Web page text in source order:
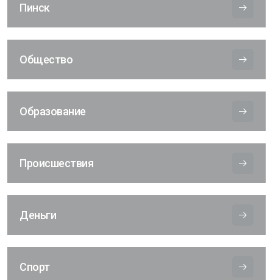
Пинск
Общество
Образование
Происшествия
Деньги
Спорт